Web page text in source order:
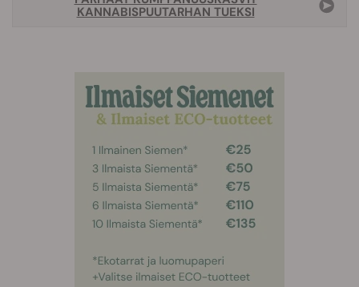
KANNABISPUUTARHAN TUEKSI